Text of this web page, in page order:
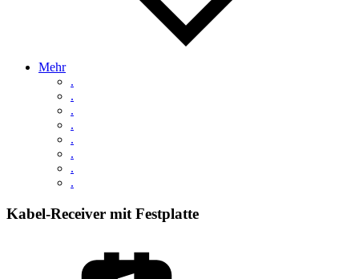
Mehr
.
.
.
.
.
.
.
.
Kabel-Receiver mit Festplatte